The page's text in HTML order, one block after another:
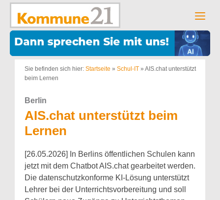
Zum
springen
Sie befinden sich hier: Startseite » Schul-IT » AIS.chat unterstützt
beim Lernen
Berlin
AIS.chat unterstützt beim
Lernen
[26.05.2026] In Berlins öffentlichen Schulen kann
jetzt mit dem Chatbot AIS.chat gearbeitet werden.
Die datenschutzkonforme KI-Lösung unterstützt
Lehrer bei der Unterrichtsvorbereitung und soll